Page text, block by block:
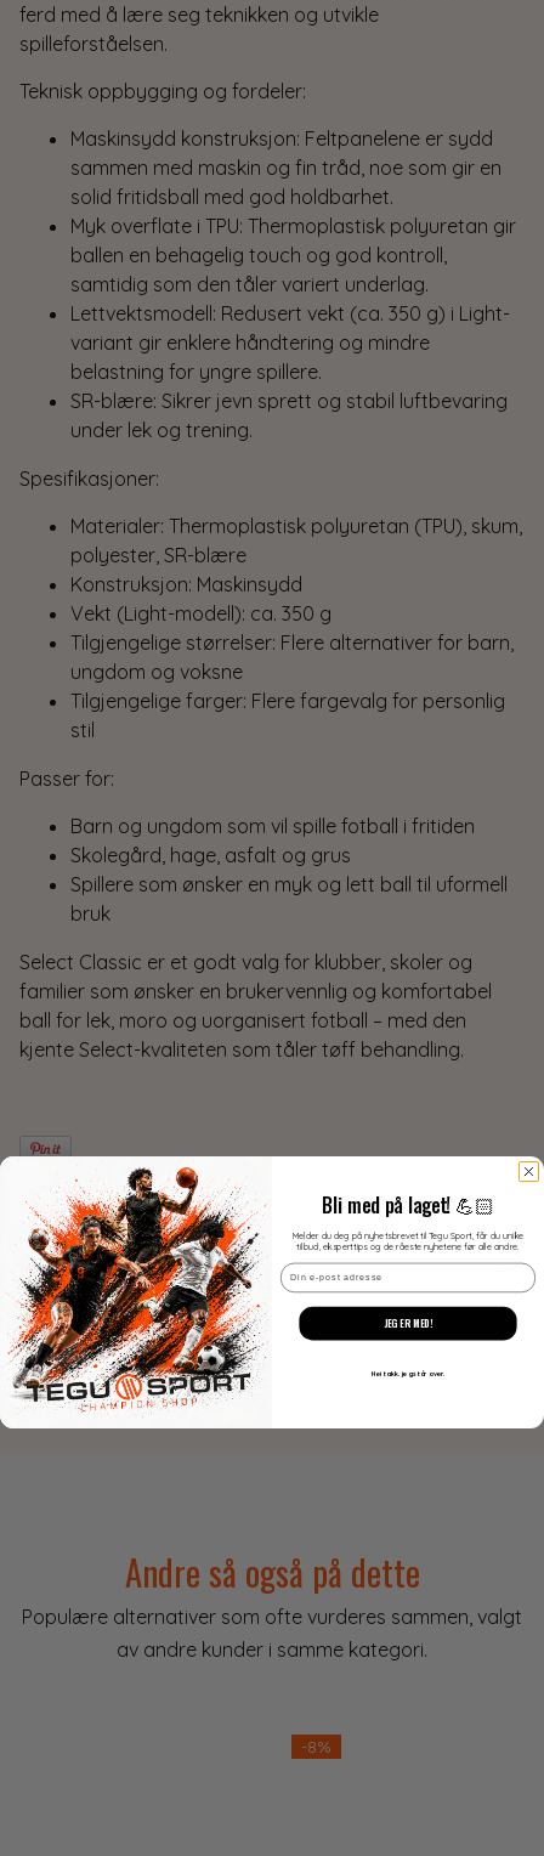
ferd med å lære seg teknikken og utvikle
spilleforståelsen.
Teknisk oppbygging og fordeler:
Maskinsydd konstruksjon: Feltpanelene er sydd
sammen med maskin og fin tråd, noe som gir en
solid fritidsball med god holdbarhet.
Myk overflate i TPU: Thermoplastisk polyuretan gir
ballen en behagelig touch og god kontroll,
samtidig som den tåler variert underlag.
Lettvektsmodell: Redusert vekt (ca. 350 g) i Light-
variant gir enklere håndtering og mindre
belastning for yngre spillere.
SR-blære: Sikrer jevn sprett og stabil luftbevaring
under lek og trening.
Spesifikasjoner:
Materialer: Thermoplastisk polyuretan (TPU), skum,
polyester, SR-blære
Konstruksjon: Maskinsydd
Vekt (Light-modell): ca. 350 g
Tilgjengelige størrelser: Flere alternativer for barn,
ungdom og voksne
Tilgjengelige farger: Flere fargevalg for personlig
stil
Passer for:
Barn og ungdom som vil spille fotball i fritiden
Skolegård, hage, asfalt og grus
Spillere som ønsker en myk og lett ball til uformell
bruk
Select Classic er et godt valg for klubber, skoler og
familier som ønsker en brukervennlig og komfortabel
ball for lek, moro og uorganisert fotball – med den
kjente Select-kvaliteten som tåler tøff behandling.
Produsent
Kvantumsrabatt
Produktanmeldelser
Spørsmål og svar
Andre så også på dette
Populære alternativer som ofte vurderes sammen, valgt
av andre kunder i samme kategori.
-8%
Bli med på laget! 💪🏻
Melder du deg på nyhetsbrevet til Tegu Sport, får du unike
tilbud, eksperttips og de råeste nyhetene før alle andre.
Email
JEG ER MED!
Nei takk. jeg står over.